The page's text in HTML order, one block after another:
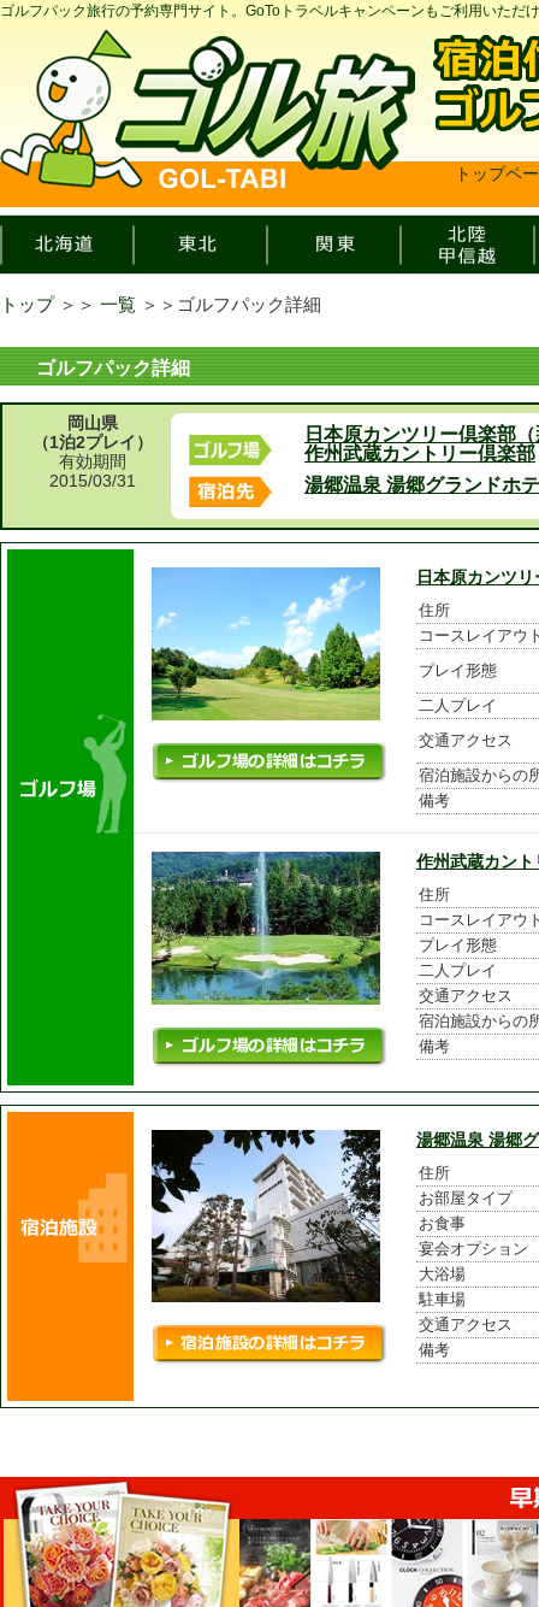
ゴルフパック旅行の予約専門サイト。GoToトラベルキャンペーンもご利用いただ
トップペ
トップ ＞＞ 一覧 ＞＞ ゴルフパック詳細
ゴルフパック詳細
岡山県
（1泊2プレイ）
有効期間
2015/03/31
日本原カンツリー倶楽部
作州武蔵カントリー倶楽部
湯郷温泉 湯郷グランドホ
日本原カンツ
住所
コースレイアウ
プレイ形態
二人プレイ
交通アクセス
宿泊施設からの
備考
作州武蔵カント
住所
コースレイアウ
プレイ形態
二人プレイ
交通アクセス
宿泊施設からの
備考
湯郷温泉 湯郷
住所
お部屋タイプ
お食事
宴会オプション
大浴場
駐車場
交通アクセス
備考